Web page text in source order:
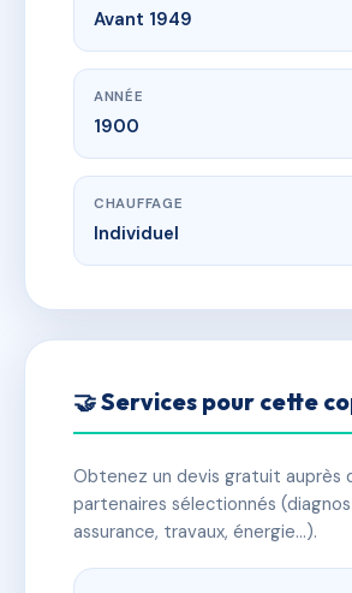
Avant 1949
ANNÉE
1900
CHAUFFAGE
Individuel
🤝 Services pour cette
Obtenez un devis gratuit auprès
partenaires sélectionnés
assurance, travaux, énergie…).